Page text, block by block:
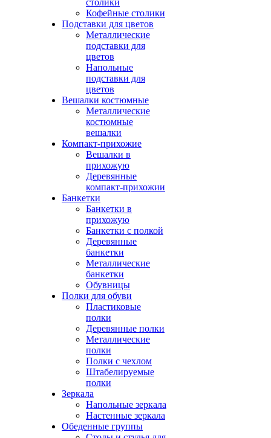
столики
Кофейные столики
Подставки для цветов
Металлические
подставки для
цветов
Напольные
подставки для
цветов
Вешалки костюмные
Металлические
костюмные
вешалки
Компакт-прихожие
Вешалки в
прихожую
Деревянные
компакт-прихожии
Банкетки
Банкетки в
прихожую
Банкетки с полкой
Деревянные
банкетки
Металлические
банкетки
Обувницы
Полки для обуви
Пластиковые
полки
Деревянные полки
Металлические
полки
Полки с чехлом
Штабелируемые
полки
Зеркала
Напольные зеркала
Настенные зеркала
Обеденные группы